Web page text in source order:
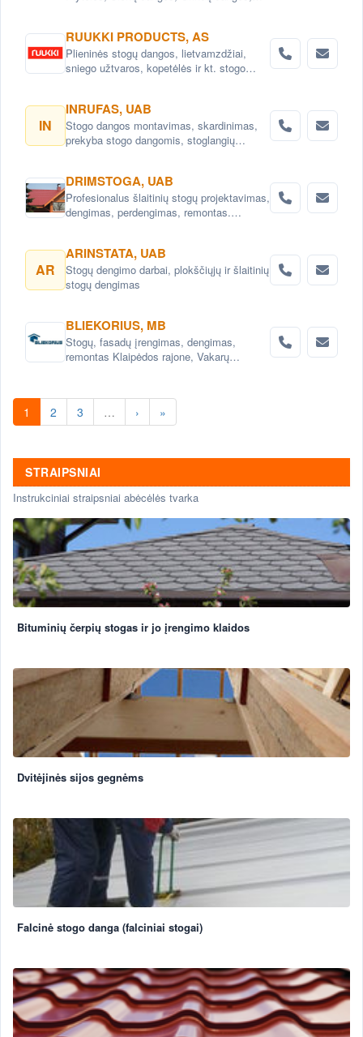
RUUKKI PRODUCTS, AS
Plieninės stogų dangos, lietvamzdžiai,
sniego užtvaros, kopetėlės ir kt. stogo
IN
INRUFAS, UAB
Stogo dangos montavimas, skardinimas,
prekyba stogo dangomis, stoglangių
DRIMSTOGA, UAB
Profesionalus šlaitinių stogų projektavimas,
dengimas, perdengimas, remontas.
AR
ARINSTATA, UAB
Stogų dengimo darbai, plokščiųjų ir šlaitinių
stogų dengimas
BLIEKORIUS, MB
Stogų, fasadų įrengimas, dengimas,
remontas Klaipėdos rajone, Vakarų
1 2 3 … › »
STRAIPSNIAI
Instrukciniai straipsniai abėcėlės tvarka
Bituminių čerpių stogas ir jo įrengimo klaidos
Dvitėjinės sijos gegnėms
Falcinė stogo danga (falciniai stogai)